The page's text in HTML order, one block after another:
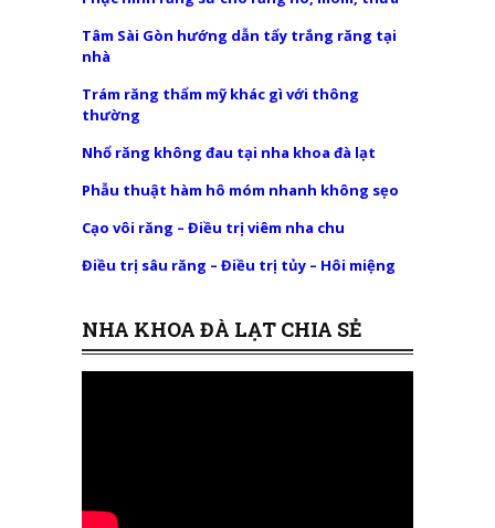
Tâm Sài Gòn hướng dẫn tẩy trắng răng tại
nhà
Trám răng thẩm mỹ khác gì với thông
thường
Nhổ răng không đau tại nha khoa đà lạt
Phẫu thuật hàm hô móm nhanh không sẹo
Cạo vôi răng – Điều trị viêm nha chu
Điều trị sâu răng – Điều trị tủy – Hôi miệng
NHA KHOA ĐÀ LẠT CHIA SẺ